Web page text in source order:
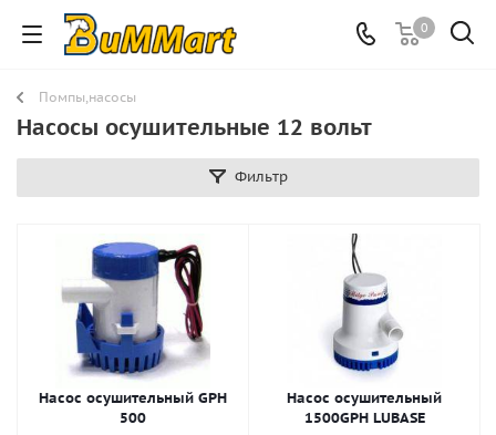
0
Помпы,насосы
Насосы осушительные 12 вольт
Фильтр
Насос осушительный GPH
500
Насос осушительный
1500GPH LUBASE